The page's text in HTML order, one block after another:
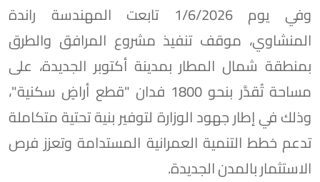
وفي يوم 1/6/2026 تابعت المهندسة راندة
المنشاوي، موقف تنفيذ مشروع المرافق والطرق
بمنطقة شمال المطار بمدينة أكتوبر الجديدة، على
مساحة تُقدَّر بنحو 1800 فدان "قطع أراضٍ سكنية"،
وذلك في إطار جهود الوزارة لتوفير بنية تحتية متكاملة
تدعم خطط التنمية العمرانية المستدامة وتعزز فرص
الاستثمار بالمدن الجديدة.